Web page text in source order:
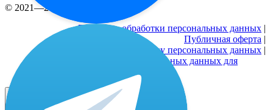
© 2021—2026 |
Политика обработки персональных данных |
Публичная оферта |
Согласие на обработку персональных данных |
Согласие на обработку персональных данных для